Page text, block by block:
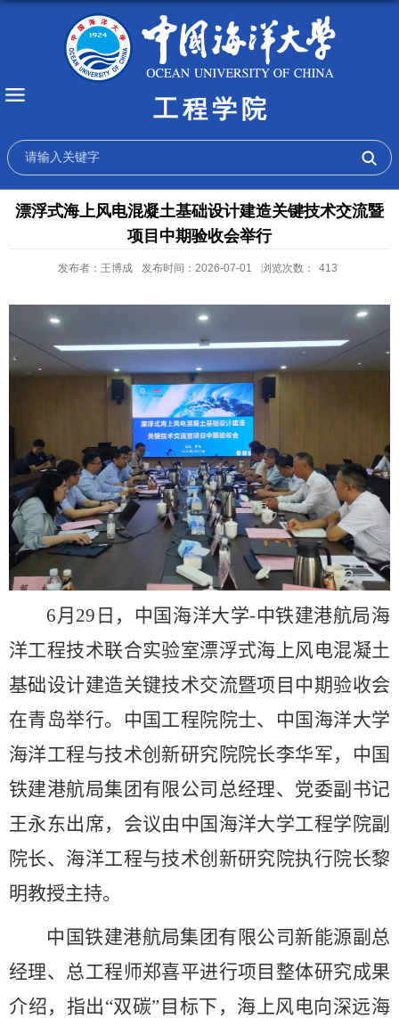
工程学院
漂浮式海上风电混凝土基础设计建造关键技术交流暨
项目中期验收会举行
发布者：王博成 发布时间：2026-07-01 浏览次数： 413
6月 29 日，中国海洋大学-中铁建港航局海
洋工程技术联合实验室漂浮式海上风电混凝土
基础设计建造关键技术交流暨项目中期验收会
在青岛举行。中国工程院院士、中国海洋大学
海洋工程与技术创新研究院院长李华军，中国
铁建港航局集团有限公司总经理、党委副书记
王永东出席，会议由中国海洋大学工程学院副
院长、海洋工程与技术创新研究院执行院长黎
明教授主持。
中国铁建港航局集团有限公司新能源副总
经理、总工程师郑喜平进行项目整体研究成果
介绍，指出“双碳”目标下，海上风电向深远海